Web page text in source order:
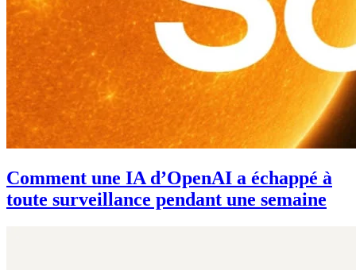
Comment une IA d’OpenAI a échappé à
toute surveillance pendant une semaine